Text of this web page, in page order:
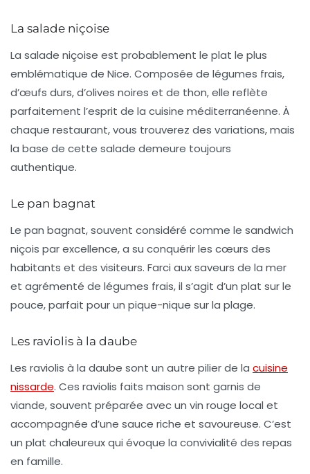
La salade niçoise
La salade niçoise est probablement le plat le plus
emblématique de Nice. Composée de légumes frais,
d’œufs durs, d’olives noires et de thon, elle reflète
parfaitement l’esprit de la cuisine méditerranéenne. À
chaque restaurant, vous trouverez des variations, mais
la base de cette salade demeure toujours
authentique.
Le pan bagnat
Le pan bagnat, souvent considéré comme le sandwich
niçois par excellence, a su conquérir les cœurs des
habitants et des visiteurs. Farci aux saveurs de la mer
et agrémenté de légumes frais, il s’agit d’un plat sur le
pouce, parfait pour un pique-nique sur la plage.
Les raviolis à la daube
Les raviolis à la daube sont un autre pilier de la cuisine
nissarde. Ces raviolis faits maison sont garnis de
viande, souvent préparée avec un vin rouge local et
accompagnée d’une sauce riche et savoureuse. C’est
un plat chaleureux qui évoque la convivialité des repas
en famille.